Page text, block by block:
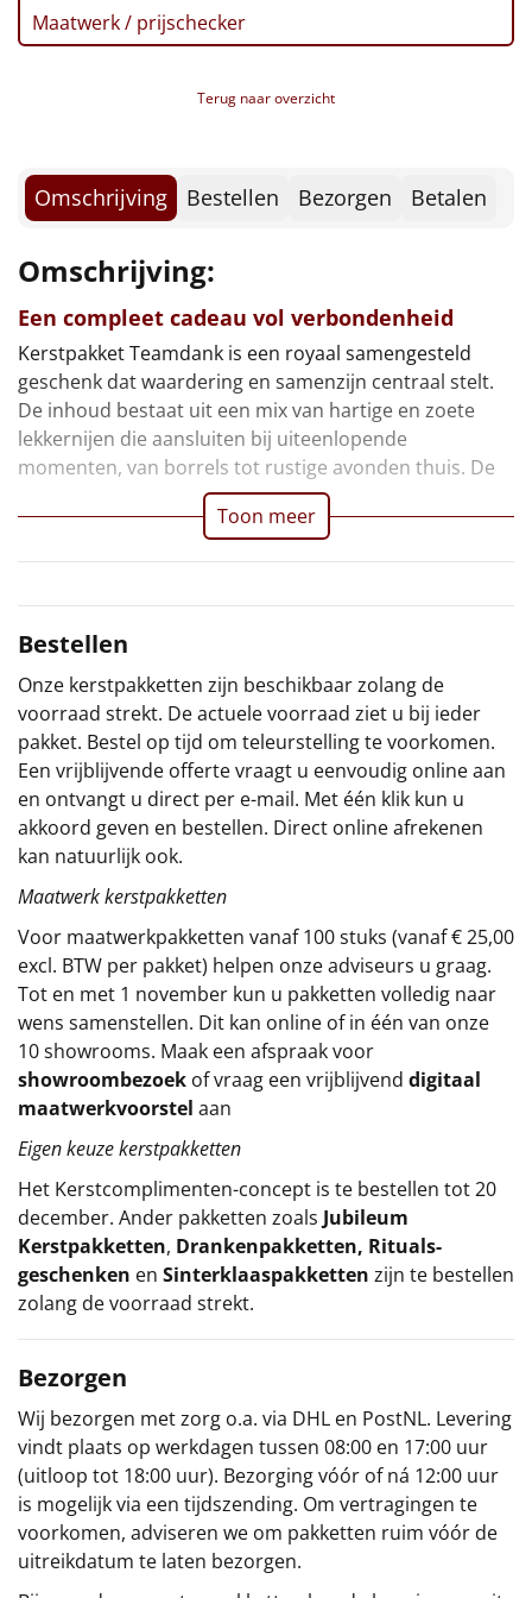
Borrelplank
Noodradio NIEUW
Overige
Ideeën
Personeel
Doe het zelf
Particulier
Kerstgeschenken 2026
Relatiegeschenken
Cadeaubon
Per stuk
CenterParcs Voucher
Postcode Loterij Lot
Maatwerk / prijschecker
Terug naar overzicht
Omschrijving Bestellen Bezorgen Betalen
Omschrijving:
Een compleet cadeau vol verbondenheid
Kerstpakket Teamdank is een royaal samengesteld
geschenk dat waardering en samenzijn centraal stelt.
De inhoud bestaat uit een mix van hartige en zoete
lekkernijen die aansluiten bij uiteenlopende
momenten, van borrels tot rustige avonden thuis. De
Toon meer
Bestellen
Onze kerstpakketten zijn beschikbaar zolang de
voorraad strekt. De actuele voorraad ziet u bij ieder
pakket. Bestel op tijd om teleurstelling te voorkomen.
Een vrijblijvende offerte vraagt u eenvoudig online aan
en ontvangt u direct per e-mail. Met één klik kun u
akkoord geven en bestellen. Direct online afrekenen
kan natuurlijk ook.
Maatwerk kerstpakketten
Voor maatwerkpakketten vanaf 100 stuks (vanaf € 25,00
excl. BTW per pakket) helpen onze adviseurs u graag.
Tot en met 1 november kun u pakketten volledig naar
wens samenstellen. Dit kan online of in één van onze
10 showrooms. Maak een afspraak voor
showroombezoek of vraag een vrijblijvend digitaal
maatwerkvoorstel aan
Eigen keuze kerstpakketten
Het Kerstcomplimenten-concept is te bestellen tot 20
december. Ander pakketten zoals Jubileum
Kerstpakketten, Drankenpakketten, Rituals-
geschenken en Sinterklaaspakketten zijn te bestellen
zolang de voorraad strekt.
Bezorgen
Wij bezorgen met zorg o.a. via DHL en PostNL. Levering
vindt plaats op werkdagen tussen 08:00 en 17:00 uur
(uitloop tot 18:00 uur). Bezorging vóór of ná 12:00 uur
is mogelijk via een tijdszending. Om vertragingen te
voorkomen, adviseren we om pakketten ruim vóór de
uitreikdatum te laten bezorgen.